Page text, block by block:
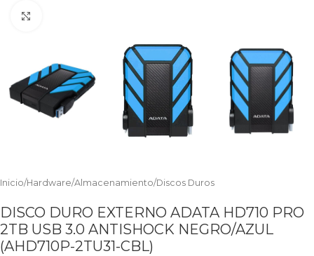
Inicio/Hardware/Almacenamiento/Discos Duros
DISCO DURO EXTERNO ADATA HD710 PRO
2TB USB 3.0 ANTISHOCK NEGRO/AZUL
(AHD710P-2TU31-CBL)